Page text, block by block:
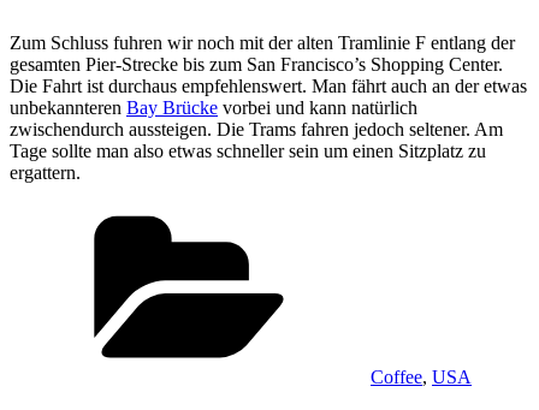
Zum Schluss fuhren wir noch mit der alten Tramlinie F entlang der
gesamten Pier-Strecke bis zum San Francisco’s Shopping Center.
Die Fahrt ist durchaus empfehlenswert. Man fährt auch an der etwas
unbekannteren Bay Brücke vorbei und kann natürlich
zwischendurch aussteigen. Die Trams fahren jedoch seltener. Am
Tage sollte man also etwas schneller sein um einen Sitzplatz zu
ergattern.
Coffee, USA